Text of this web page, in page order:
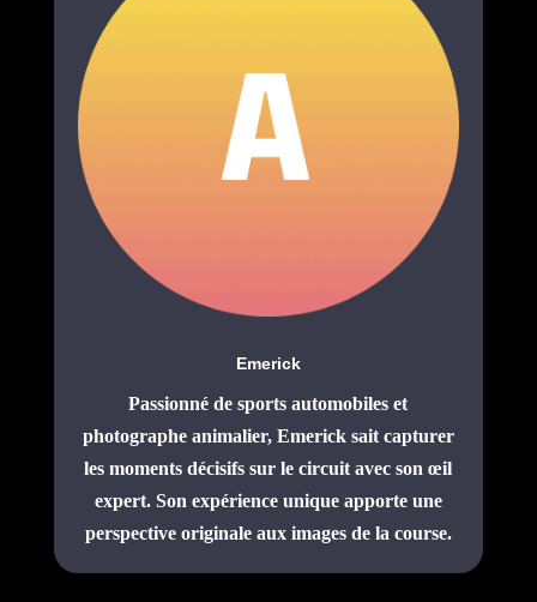
Emerick
Passionné de sports automobiles et
photographe animalier, Emerick sait capturer
les moments décisifs sur le circuit avec son œil
expert. Son expérience unique apporte une
perspective originale aux images de la course.